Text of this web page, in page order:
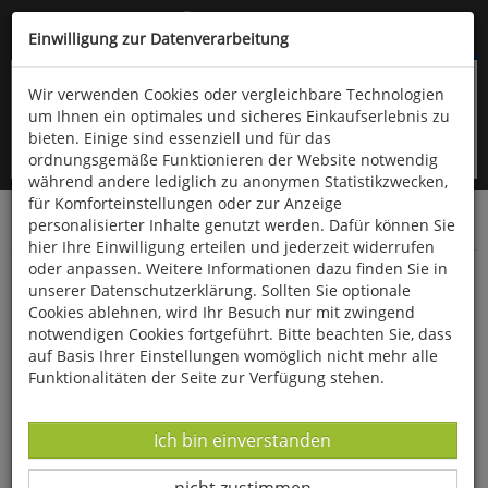
Kompletten Head der Seite überspringen
oder (06766) 9323-960
Startseite Bücher Biologie allgemein Botanik
Fitschen - Gehölzflora
Einwilligung zur Datenverarbeitung
Wir verwenden Cookies oder vergleichbare Technologien
um Ihnen ein optimales und sicheres Einkaufserlebnis zu
bieten. Einige sind essenziell und für das
ordnungsgemäße Funktionieren der Website notwendig
während andere lediglich zu anonymen Statistikzwecken,
für Komforteinstellungen oder zur Anzeige
personalisierter Inhalte genutzt werden. Dafür können Sie
hier Ihre Einwilligung erteilen und jederzeit widerrufen
oder anpassen. Weitere Informationen dazu finden Sie in
unserer Datenschutzerklärung. Sollten Sie optionale
Cookies ablehnen, wird Ihr Besuch nur mit zwingend
notwendigen Cookies fortgeführt. Bitte beachten Sie, dass
auf Basis Ihrer Einstellungen womöglich nicht mehr alle
Funktionalitäten der Seite zur Verfügung stehen.
Datenverarbeitung -
Ich bin einverstanden